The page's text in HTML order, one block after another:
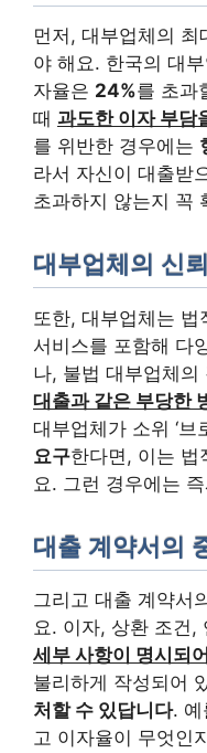
먼저, 대부업체의
야 해요. 한국의 대
자율은 24%를 초과
때 과도한 이자 부담
를 위반한 경우에는
라서 자신이 대출받
초과하지 않는지 꼭
대부업체의 신
또한, 대부업체는
서비스를 포함해 다
나, 불법 대부업체의
대출과 같은 부당한
대부업체가 소위 ‘브
요구한다면, 이는 법
요. 그런 경우에는
대출 계약서의
그리고 대출 계약서
요. 이자, 상환 조건,
세부 사항이 명시되
불리하게 작성되어
처할 수 있답니다. 예
고 이자율이 무엇인